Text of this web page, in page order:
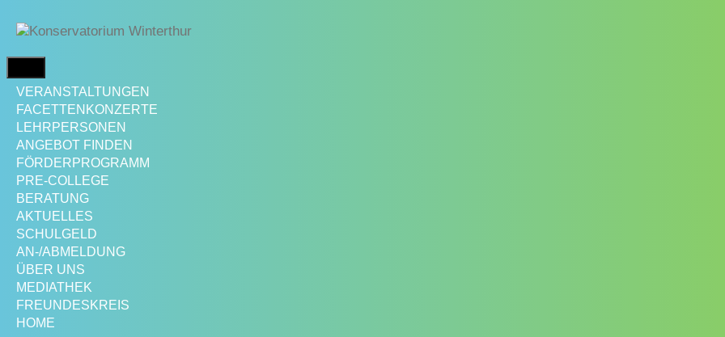
zum
VERANSTALTUNGEN
FACETTENKONZERTE
LEHRPERSONEN
ANGEBOT FINDEN
FÖRDERPROGRAMM
PRE-COLLEGE
BERATUNG
AKTUELLES
SCHULGELD
AN-/ABMELDUNG
ÜBER UNS
MEDIATHEK
FREUNDESKREIS
HOME